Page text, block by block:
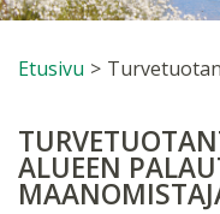
Etusivu >
ALUEEN